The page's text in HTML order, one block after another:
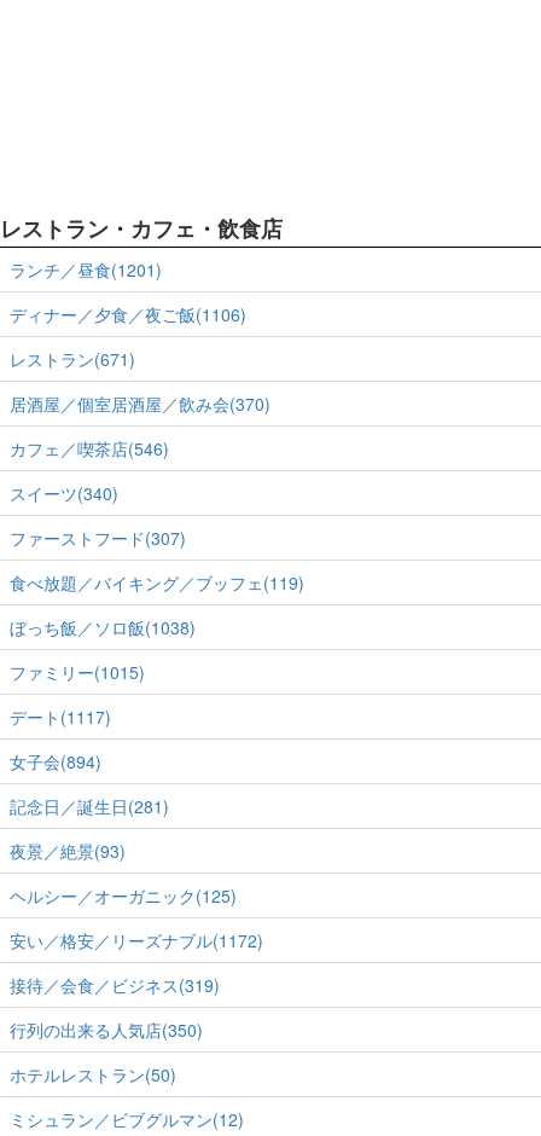
レストラン・カフェ・飲食店
ランチ／昼食(1201)
ディナー／夕食／夜ご飯(1106)
レストラン(671)
居酒屋／個室居酒屋／飲み会(370)
カフェ／喫茶店(546)
スイーツ(340)
ファーストフード(307)
食べ放題／バイキング／ブッフェ(119)
ぼっち飯／ソロ飯(1038)
ファミリー(1015)
デート(1117)
女子会(894)
記念日／誕生日(281)
夜景／絶景(93)
ヘルシー／オーガニック(125)
安い／格安／リーズナブル(1172)
接待／会食／ビジネス(319)
行列の出来る人気店(350)
ホテルレストラン(50)
ミシュラン／ビブグルマン(12)